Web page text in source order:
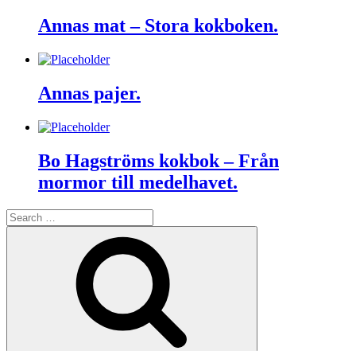
Annas mat – Stora kokboken.
Annas pajer.
Bo Hagströms kokbok – Från
mormor till medelhavet.
Search
for: